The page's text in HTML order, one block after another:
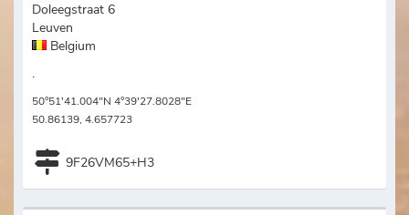
Doleegstraat 6
Leuven
Belgium
.
50°51'41.004"N 4°39'27.8028"E
50.86139, 4.657723
9F26VM65+H3